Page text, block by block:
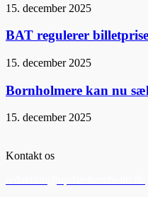
15. december 2025
BAT regulerer
15. december 2025
Bornholmere kan nu
15. december 2025
Kontakt os